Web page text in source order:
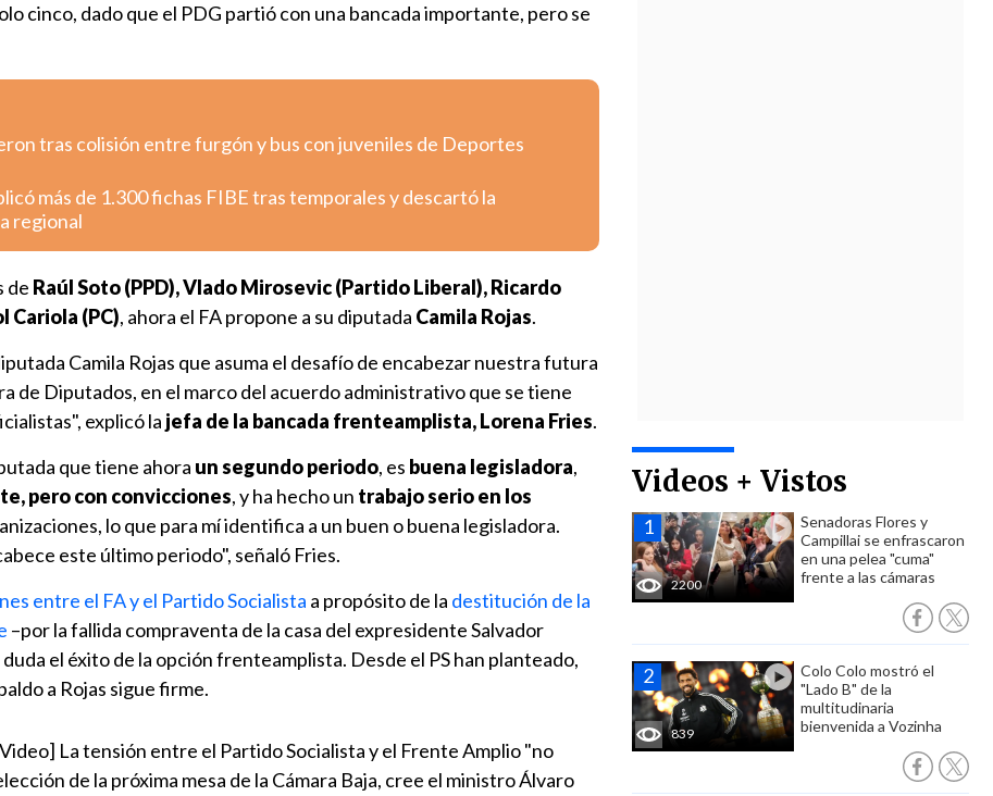
Videos + Vistos
2200
Senadoras Flores y
Campillai se enfrascaron
en una pelea "cuma"
frente a las cámaras
839
Colo Colo mostró el
"Lado B" de la
multitudinaria
bienvenida a Vozinha
cinco, dado que el PDG partió con una bancada importante, pero se
tras colisión entre furgón y bus con juveniles de Deportes
más de 1.300 fichas FIBE tras temporales y descartó la
regional
de Raúl Soto (PPD), Vlado Mirosevic (Partido Liberal), Ricardo
Cariola (PC), ahora el FA propone a su diputada Camila Rojas.
Camila Rojas que asuma el desafío de encabezar nuestra futura
de Diputados, en el marco del acuerdo administrativo que se tiene
explicó la jefa de la bancada frenteamplista, Lorena Fries.
que tiene ahora un segundo periodo, es buena legisladora,
pero con convicciones, y ha hecho un trabajo serio en los
lo que para mí identifica a un buen o buena legisladora.
este último periodo", señaló Fries.
entre el FA y el Partido Socialista a propósito de la destitución de la
–por la fallida compraventa de la casa del expresidente Salvador
el éxito de la opción frenteamplista. Desde el PS han planteado,
a Rojas sigue firme.
La tensión entre el Partido Socialista y el Frente Amplio "no
de la próxima mesa de la Cámara Baja, cree el ministro Álvaro